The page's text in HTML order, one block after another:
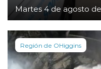
Martes 4 de agosto
Región de OHiggins